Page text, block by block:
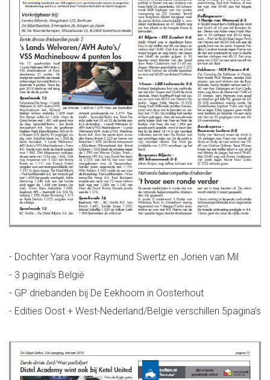
- Dochter Yara voor Raymund Swertz en Jorien van Mil
- 3 pagina’s België
- GP driebanden bij De Eekhoorn in Oosterhout
- Edities Oost + West-Nederland/België verschillen 5pagina’s